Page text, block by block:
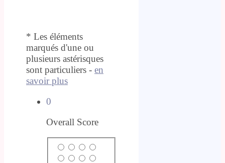
* Les éléments
marqués d'une ou
plusieurs astérisques
sont particuliers - en
savoir plus
0
Overall Score